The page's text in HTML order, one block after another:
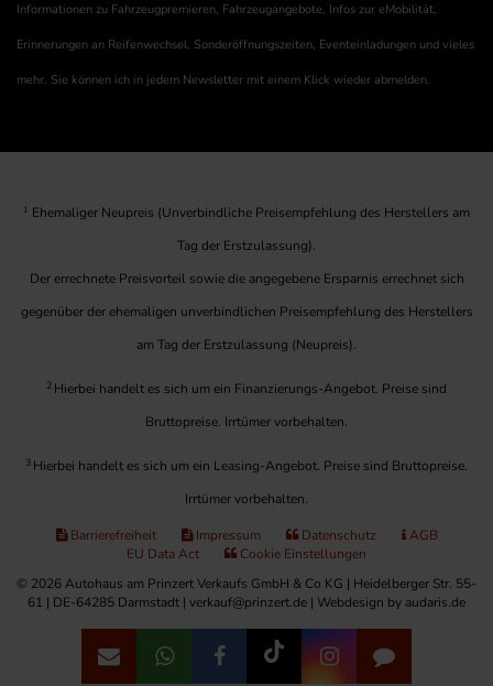
Informationen zu Fahrzeugpremieren, Fahrzeugangebote, Infos zur eMobilität,
Erinnerungen an Reifenwechsel, Sonderöffnungszeiten, Eventeinladungen und vieles
mehr. Sie können ich in jedem Newsletter mit einem Klick wieder abmelden.
1 Ehemaliger Neupreis (Unverbindliche Preisempfehlung des Herstellers am
Tag der Erstzulassung).
Der errechnete Preisvorteil sowie die angegebene Ersparnis errechnet sich
gegenüber der ehemaligen unverbindlichen Preisempfehlung des Herstellers
am Tag der Erstzulassung (Neupreis).
2 Hierbei handelt es sich um ein Finanzierungs-Angebot. Preise sind
Bruttopreise. Irrtümer vorbehalten.
3 Hierbei handelt es sich um ein Leasing-Angebot. Preise sind Bruttopreise.
Irrtümer vorbehalten.
Barrierefreiheit Impressum Datenschutz
AGB
EU Data Act
Cookie Einstellungen
© 2026 Autohaus am Prinzert Verkaufs GmbH & Co KG | Heidelberger Str. 55-
61 | DE-64285 Darmstadt | verkauf@prinzert.de | Webdesign by audaris.de